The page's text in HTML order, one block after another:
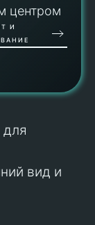
центром
И
вид и